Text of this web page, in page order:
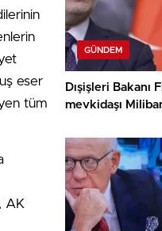
eser
tüm
AK
GÜNDEM
Dışişleri Bakanı
mevkidaşı